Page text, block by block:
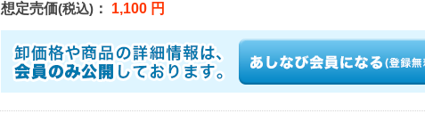
想定売価(税込) ： 1,100 円